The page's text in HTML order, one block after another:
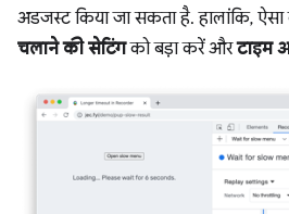
अडजस्ट किया जा सकता है. हालांकि,
चलाने की सेटिंगको बड़ा करें औरटाइम